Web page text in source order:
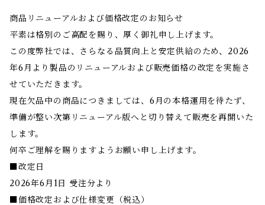
商品リニューアルおよび価格改定のお知らせ
平素は格別のご高配を賜り、厚く御礼申し上げます。
この度弊社では、さらなる品質向上と安定供給のため、2026
年6月より製品のリニューアルおよび販売価格の改定を実施さ
せていただきます。
現在欠品中の商品につきましては、6月の本格運用を待たず、
準備が整い次第リニューアル版へと切り替えて販売を再開いた
します。
何卒ご理解を賜りますようお願い申し上げます。
■改定日
2026年6月1日 受注分より
■価格改定および仕様変更（税込）